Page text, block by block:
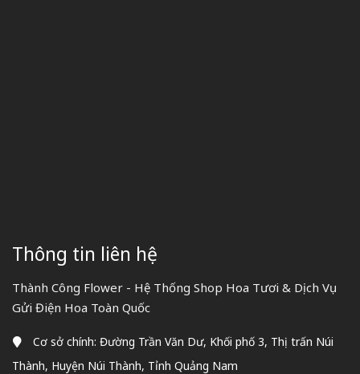
Thông tin liên hệ
Thành Công Flower - Hệ Thống Shop Hoa Tươi & Dịch Vụ
Gửi Điện Hoa Toàn Quốc
Cơ sở chính: Đường Trần Văn Dư, Khối phố 3, Thị trấn Núi
Thành, Huyện Núi Thành, Tỉnh Quảng Nam